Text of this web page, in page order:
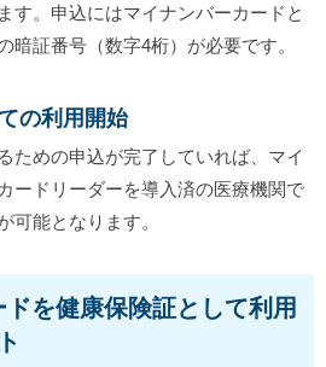
す。申込にはマイナンバーカードと
暗証番号（数字4桁）が必要です。
の利用開始
ための申込が完了していれば、マイ
ードリーダーを導入済の医療機関で
可能となります。
を健康保険証として利用